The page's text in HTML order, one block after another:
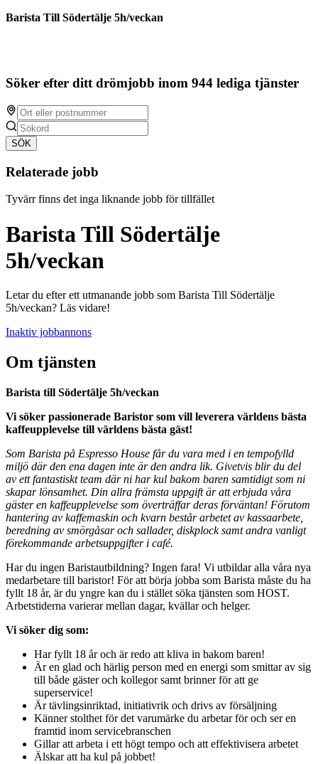
Barista Till Södertälje 5h/veckan
Söker efter ditt drömjobb inom 944 lediga tjänster
SÖK
Relaterade jobb
Tyvärr finns det inga liknande jobb för tillfället
Barista Till Södertälje
5h/veckan
Letar du efter ett utmanande jobb som Barista Till Södertälje
5h/veckan? Läs vidare!
Inaktiv jobbannons
Om tjänsten
Barista till Södertälje 5h/veckan
Vi söker passionerade Baristor som vill leverera världens bästa
kaffeupplevelse till världens bästa gäst!
Som Barista på Espresso House får du vara med i en tempofylld
miljö där den ena dagen inte är den andra lik. Givetvis blir du del
av ett fantastiskt team där ni har kul bakom baren samtidigt som ni
skapar lönsamhet. Din allra främsta uppgift är att erbjuda våra
gäster en kaffeupplevelse som överträffar deras förväntan! Förutom
hantering av kaffemaskin och kvarn består arbetet av kassaarbete,
beredning av smörgåsar och sallader, diskplock samt andra vanligt
förekommande arbetsuppgifter i café.
Har du ingen Baristautbildning? Ingen fara! Vi utbildar alla våra nya
medarbetare till baristor! För att börja jobba som Barista måste du ha
fyllt 18 år, är du yngre kan du i stället söka tjänsten som HOST.
Arbetstiderna varierar mellan dagar, kvällar och helger.
Vi söker dig som:
Har fyllt 18 år och är redo att kliva in bakom baren!
Är en glad och härlig person med en energi som smittar av sig
till både gäster och kollegor samt brinner för att ge
superservice!
Är tävlingsinriktad, initiativrik och drivs av försäljning
Känner stolthet för det varumärke du arbetar för och ser en
framtid inom servicebranschen
Gillar att arbeta i ett högt tempo och att effektivisera arbetet
Älskar att ha kul på jobbet!